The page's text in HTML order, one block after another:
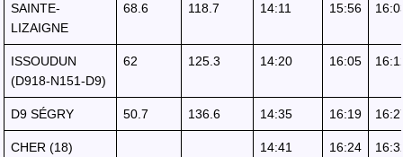
SAINTE-
LIZAIGNE
68.6 118.7 14:11 15:56
ISSOUDUN
(D918-N151-D9)
62 125.3 14:20 16:05
D9 SÉGRY 50.7 136.6 14:35 16:19
CHER (18) 14:41 16:24